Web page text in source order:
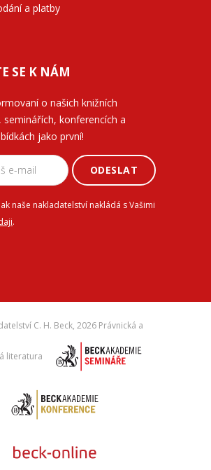
a platby
SE K NÁM
o našich knižních
seminářích, konferencích a
jako první!
ODESLAT
naše nakladatelství nakládá s Vašimi
.
C. H. Beck, 2026 Právnická a
literatura